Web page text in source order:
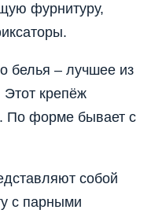
фурнитуру,
белья – лучшее из
Этот крепёж
По форме бывает с
собой
с парными